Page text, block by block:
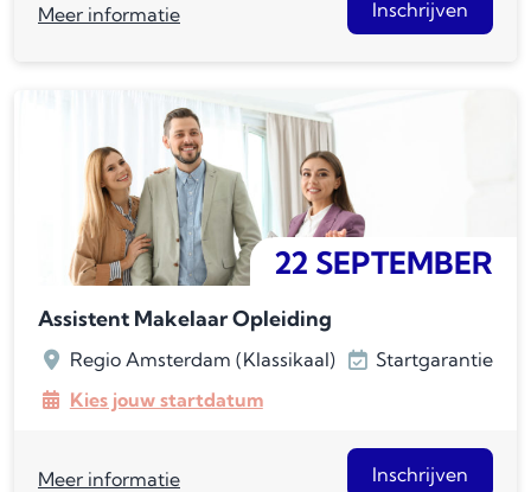
Meer informatie Inschrijven
22 SEPTEMBER
Assistent Makelaar Opleiding
Regio Amsterdam (Klassikaal)
Startgarantie
Kies jouw startdatum
Meer informatie Inschrijven